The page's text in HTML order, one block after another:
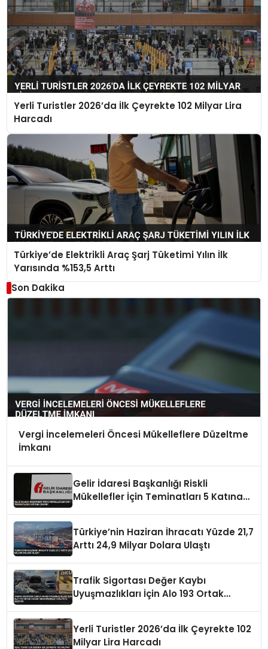
Yerli Turistler 2026’da İlk Çeyrekte 102 Milyar Lira
Harcadı
Türkiye’de Elektrikli Araç Şarj Tüketimi Yılın İlk
Yarısında %153,5 Arttı
Son Dakika
Vergi İncelemeleri Öncesi Mükelleflere Düzeltme
İmkanı
Gelir İdaresi Başkanlığı Riskli
Mükellefler İçin Teminatları 5 Katına
Türkiye’nin Haziran İhracatı Yüzde 21,7
Arttı 24,9 Milyar Dolara Ulaştı
Trafik Sigortası Değer Kaybı
Uyuşmazlıkları İçin Alo 193 Ortak
Yerli Turistler 2026’da İlk Çeyrekte 102
Milyar Lira Harcadı